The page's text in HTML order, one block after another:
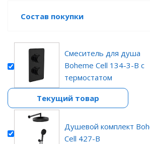
Состав покупки
Смеситель для душа
Boheme Cell 134-3-B с
термостатом
Текущий товар
Душевой комплект
Cell 427-B